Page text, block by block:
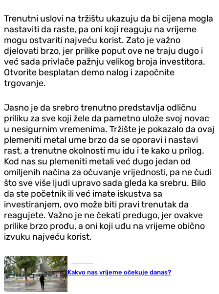
Trenutni uslovi na tržištu ukazuju da bi cijena mogla
nastaviti da raste, pa oni koji reaguju na vrijeme
mogu ostvariti najveću korist. Zato je važno
djelovati brzo, jer prilike poput ove ne traju dugo i
već sada privlače pažnju velikog broja investitora.
Otvorite besplatan demo nalog i započnite
trgovanje.
Jasno je da srebro trenutno predstavlja odličnu
priliku za sve koji žele da pametno ulože svoj novac
u nesigurnim vremenima. Tržište je pokazalo da ovaj
plemeniti metal ume brzo da se oporavi i nastavi
rast, a trenutne okolnosti mu idu i te kako u prilog.
Kod nas su plemeniti metali već dugo jedan od
omiljenih načina za očuvanje vrijednosti, pa ne čudi
što sve više ljudi upravo sada gleda ka srebru. Bilo
da ste početnik ili već imate iskustva sa
investiranjem, ovo može biti pravi trenutak da
reagujete. Važno je ne čekati predugo, jer ovakve
prilike brzo prođu, a oni koji uđu na vrijeme obično
izvuku najveću korist.
Kakvo nas vrijeme očekuje danas?